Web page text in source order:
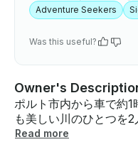
Adventure Seekers
Was this useful?
Owner's
ポルト市内から車で約
も美しい川のひとつを
あります。冬は急流が
Read more